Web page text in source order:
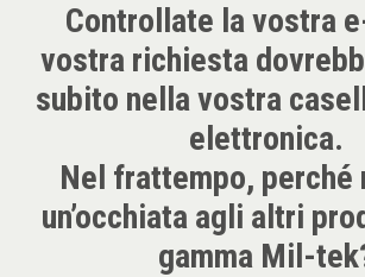
Controllate la vostra
vostra richiesta
subito nella vostra
elettronica.
Nel frattempo, perché
un’occhiata agli altri
gamma Mil-